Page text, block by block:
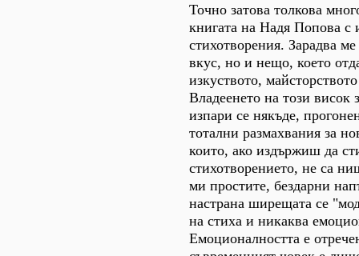
Точно затова толкова
книгата на Надя Попова с
стихотворения. Зарадва
вкус, но и нещо, което
изкуството,
Владеенето на този висок
изпари се някъде,
тотални размахвания за
които, ако издържиш да
стихотворението, не са
ми простите, бездарни
настрана ширещата се
на стиха и никаква
Емоционалността е